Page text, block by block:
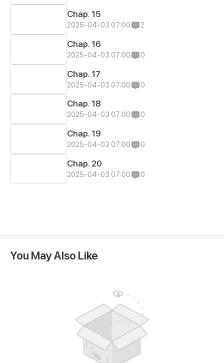
Chap. 15
2025-04-03 07:00 2
Chap. 16
2025-04-03 07:00 0
Chap. 17
2025-04-03 07:00 0
Chap. 18
2025-04-03 07:00 0
Chap. 19
2025-04-03 07:00 0
Chap. 20
2025-04-03 07:00 0
You May Also Like